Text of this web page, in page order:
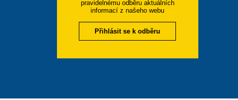
pravidelnému odběru aktuálních
informací z našeho webu
Přihlásit se k odběru